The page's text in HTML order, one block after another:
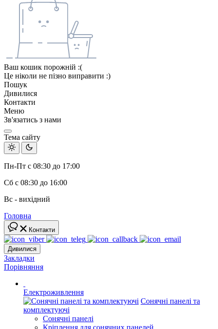
Ваш кошик порожній :(
Це ніколи не пізно виправити :)
Пошук
Дивилися
Контакти
Меню
Зв'язатись з нами
Тема сайту
Пн-Пт с 08:30 до 17:00
Сб с 08:30 до 16:00
Вс - вихідний
Головна
Контакти
Дивилися
Закладки
Порівняння
Електроживлення
Сонячні панелі та
комплектуючі
Сонячні панелі
Кріплення для сонячних панелей